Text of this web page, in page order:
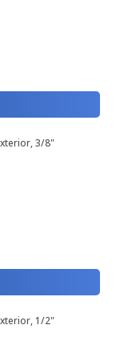
3/8"
1/2"